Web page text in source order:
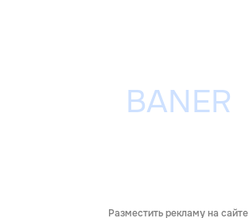
Разместить рекламу на сайте